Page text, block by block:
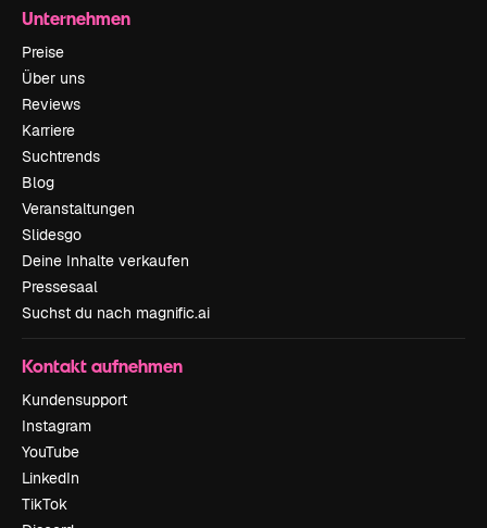
Unternehmen
Preise
Über uns
Reviews
Karriere
Suchtrends
Blog
Veranstaltungen
Slidesgo
Deine Inhalte verkaufen
Pressesaal
Suchst du nach magnific.ai
Kontakt aufnehmen
Kundensupport
Instagram
YouTube
LinkedIn
TikTok